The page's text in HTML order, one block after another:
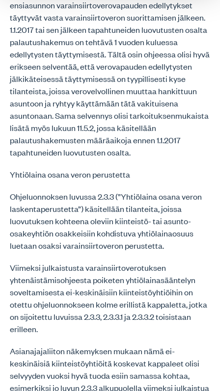
ensiasunnon varainsiirtoverovapauden edellytykset
täyttyvät vasta varainsiirtoveron suorittamisen jälkeen.
1.1.2017 tai sen jälkeen tapahtuneiden luovutusten osalta
palautushakemus on tehtävä 1 vuoden kuluessa
edellytysten täyttymisestä. Tältä osin ohjeessa olisi hyvä
erikseen selventää, että verovapauden edellytysten
jälkikäteisessä täyttymisessä on tyypillisesti kyse
tilanteista, joissa verovelvollinen muuttaa hankittuun
asuntoon ja ryhtyy käyttämään tätä vakituisena
asuntonaan. Sama selvennys olisi tarkoituksenmukaista
lisätä myös lukuun 11.5.2, jossa käsitellään
palautushakemusten määräaikoja ennen 1.1.2017
tapahtuneiden luovutusten osalta.
Yhtiölaina osana veron perustetta
Ohjeluonnoksen luvussa 2.3.3 (”Yhtiölaina osana veron
laskentaperustetta”) käsitellään tilanteita, joissa
luovutuksen kohteena oleviin kiinteistö- tai asunto-
osakeyhtiön osakkeisiin kohdistuva yhtiölainaosuus
luetaan osaksi varainsiirtoveron perustetta.
Viimeksi julkaistusta varainsiirtoverotuksen
yhtenäistämisohjeesta poiketen yhtiölainasääntelyn
soveltamisesta ei-keskinäisiin kiinteistöyhtiöihin on
otettu ohjeluonnokseen kolme erillistä kappaletta, jotka
on sijoitettu luvuissa 2.3.3, 2.3.3.1 ja 2.3.3.2 toisistaan
erilleen.
Asianajajaliiton näkemyksen mukaan nämä ei-
keskinäisiä kiinteistöyhtiöitä koskevat kappaleet olisi
selvyyden vuoksi hyvä tuoda esiin samassa kohtaa,
esimerkiksi jo luvun 2.3.3 alkupuolella viimeksi julkaistua